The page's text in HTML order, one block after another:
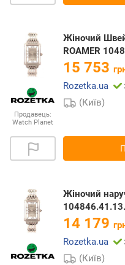
Продавець:
Watch Planet
Жіночий
ROAMER
15 753
Rozetka.ua
(Київ)
Жіночий
14 179
Rozetka.ua
(Київ)